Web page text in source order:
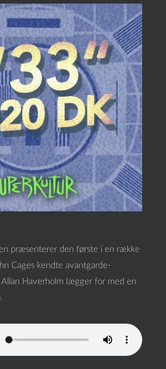
præsenterer den første i en række
Cages kendte avantgarde-
Allan Haverholm lægger for med en